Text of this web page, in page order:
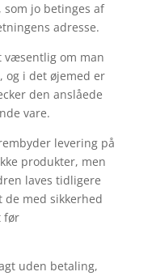
jo betinges af
adresse.
væsentlig om man
og i det øjemed er
den anslåede
vare.
levering på
produkter, men
laves tidligere
de med sikkerhed
før
uden betaling,